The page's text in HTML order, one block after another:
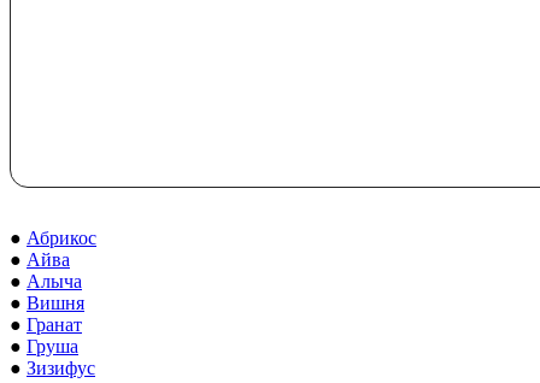
● Абрикос
● Айва
● Алыча
● Вишня
● Гранат
● Груша
● Зизифус